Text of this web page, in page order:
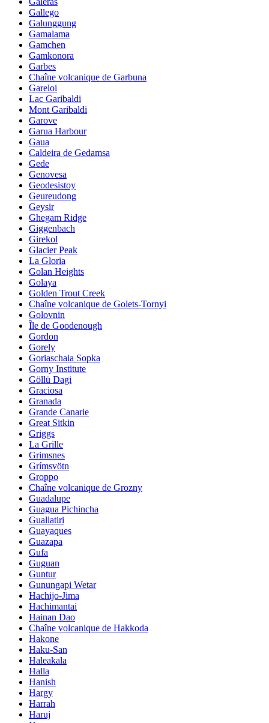
Gallego
Galunggung
Gamalama
Gamchen
Gamkonora
Garbes
Chaîne volcanique de Garbuna
Gareloi
Lac Garibaldi
Mont Garibaldi
Garove
Garua Harbour
Gaua
Caldeira de Gedamsa
Gede
Genovesa
Geodesistoy
Geureudong
Geysir
Ghegam Ridge
Giggenbach
Girekol
Glacier Peak
La Gloria
Golan Heights
Golaya
Golden Trout Creek
Chaîne volcanique de Golets-Tornyi
Golovnin
Île de Goodenough
Gordon
Gorely
Goriaschaia Sopka
Gorny Institute
Göllü Dagi
Graciosa
Granada
Grande Canarie
Great Sitkin
Griggs
La Grille
Grimsnes
Grímsvötn
Groppo
Chaîne volcanique de Grozny
Guadalupe
Guagua Pichincha
Guallatiri
Guayaques
Guazapa
Gufa
Guguan
Guntur
Gunungapi Wetar
Hachijo-Jima
Hachimantai
Hainan Dao
Chaîne volcanique de Hakkoda
Hakone
Haku-San
Haleakala
Halla
Hanish
Hargy
Harrah
Haruj